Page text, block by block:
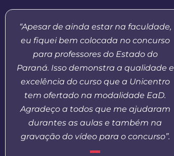
“Apesar de ainda estar na faculdade,
eu fiquei bem colocada no concurso
para professores do Estado do
Paraná. Isso demonstra a qualidade e
excelência do curso que a Unicentro
tem ofertado na modalidade EaD.
Agradeço a todos que me ajudaram
durantes as aulas e também na
gravação do vídeo para o concurso”.